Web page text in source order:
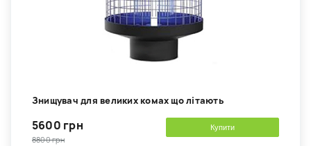
Знищувач для великих комах що літають
5600 грн
8800 грн
Купити